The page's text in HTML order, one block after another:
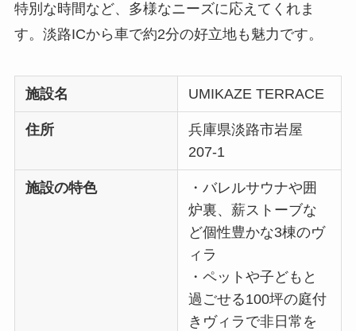
特別な時間など、多様なニーズに応えてくれま
す。淡路ICから車で約2分の好立地も魅力です。
施設名 UMIKAZE TERRACE
住所
兵庫県淡路市岩屋
207-1
施設の特色
・バレルサウナや囲
炉裏、薪ストーブな
ど個性豊かな3棟のヴ
ィラ
・ペットや子どもと
過ごせる100坪の庭付
きヴィラで非日常を